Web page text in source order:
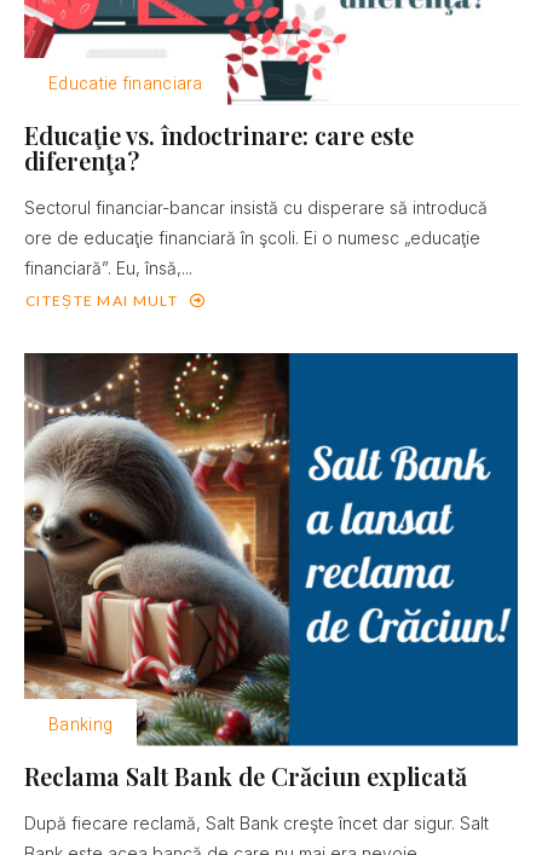
Educatie financiara
Educaţie vs. îndoctrinare: care este
diferenţa?
Sectorul financiar-bancar insistă cu disperare să introducă
ore de educaţie financiară în şcoli. Ei o numesc „educaţie
financiară”. Eu, însă,...
CITEȘTE MAI MULT
Banking
Reclama Salt Bank de Crăciun explicată
După fiecare reclamă, Salt Bank creşte încet dar sigur. Salt